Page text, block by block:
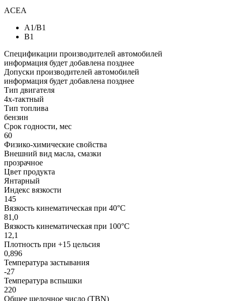
ACEA
A1/B1
B1
Спецификации производителей автомобилей
информация будет добавлена позднее
Допуски производителей автомобилей
информация будет добавлена позднее
Тип двигателя
4х-тактный
Тип топлива
бензин
Срок годности, мес
60
Физико-химические свойства
Внешний вид масла, смазки
прозрачное
Цвет продукта
Янтарный
Индекс вязкости
145
Вязкость кинематическая при 40°С
81,0
Вязкость кинематическая при 100°С
12,1
Плотность при +15 цельсия
0,896
Температура застывания
-27
Температура вспышки
220
Общее щелочное число (TBN)